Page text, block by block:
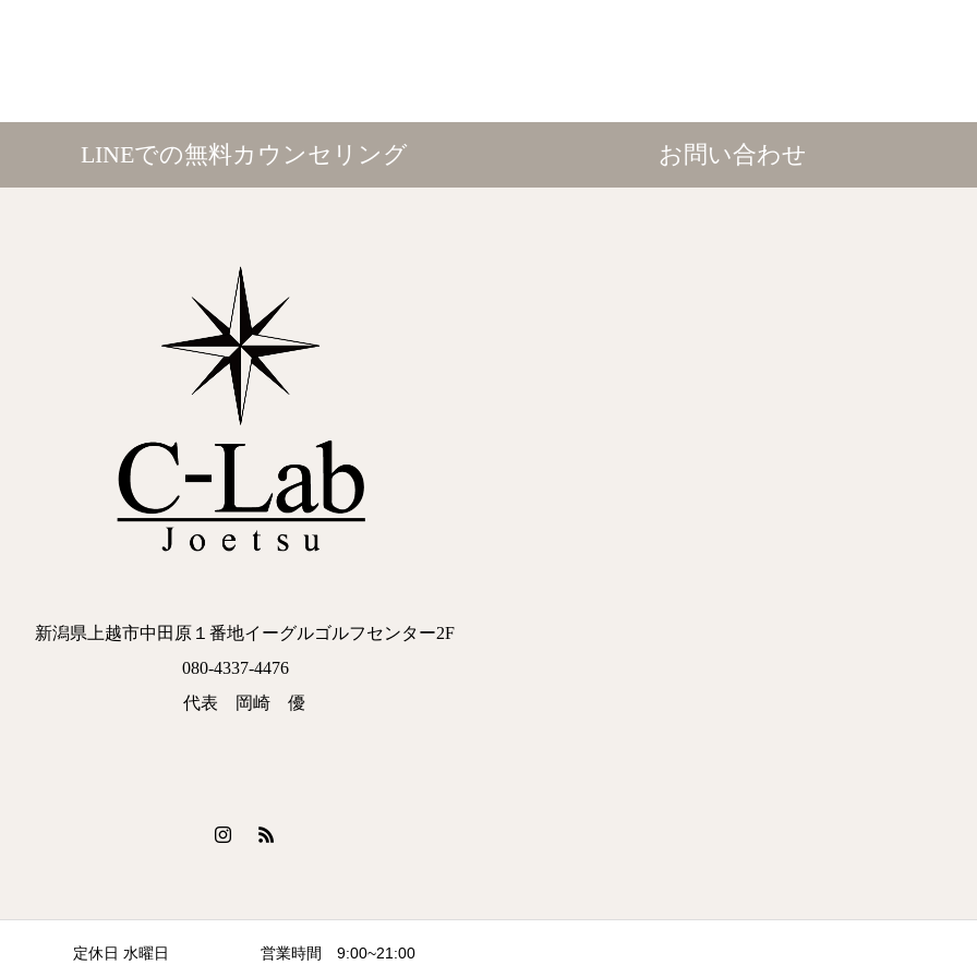
LINEでの無料カウンセリング お問い合わせ
新潟県上越市中田原１番地イーグルゴルフセンター2F
080-4337-4476
代表 岡崎 優
定休日 水曜日 営業時間 9:00~21:00